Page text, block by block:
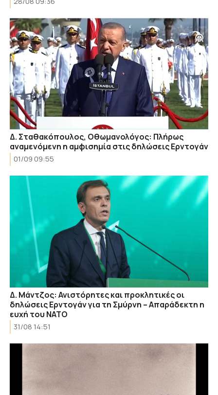
Δ. Σταθακόπουλος, Οθωμανολόγος: Πλήρως
αναμενόμενη η αμφισημία στις δηλώσεις Ερντογάν
01/09 09:55
Δ. Μάντζος: Ανιστόρητες και προκλητικές οι
δηλώσεις Ερντογάν για τη Σμύρνη – Απαράδεκτη η
ευχή του ΝΑΤΟ
31/08 14:51